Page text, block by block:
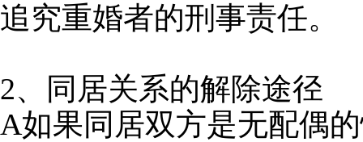
追究重婚者的刑事责任。
2、同居关系的解除途径
A如果同居双方是无配偶